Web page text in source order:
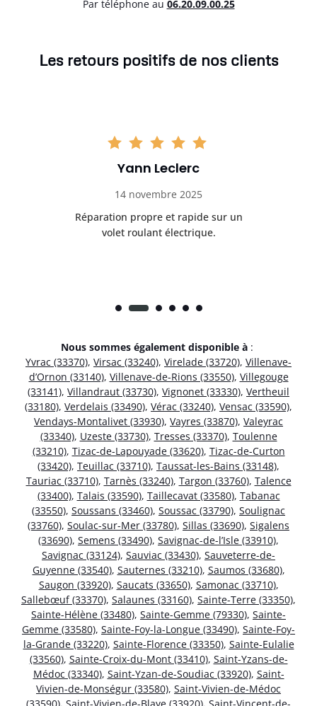
Par téléphone au 06.20.09.00.25
Les retours positifs de nos clients
Yann Leclerc
14 novembre 2025
Réparation propre et rapide sur un
volet roulant électrique.
Nous sommes également disponible à :
Yvrac (33370), Virsac (33240), Virelade (33720), Villenave-
d’Ornon (33140), Villenave-de-Rions (33550), Villegouge
(33141), Villandraut (33730), Vignonet (33330), Vertheuil
(33180), Verdelais (33490), Vérac (33240), Vensac (33590),
Vendays-Montalivet (33930), Vayres (33870), Valeyrac
(33340), Uzeste (33730), Tresses (33370), Toulenne
(33210), Tizac-de-Lapouyade (33620), Tizac-de-Curton
(33420), Teuillac (33710), Taussat-les-Bains (33148),
Tauriac (33710), Tarnès (33240), Targon (33760), Talence
(33400), Talais (33590), Taillecavat (33580), Tabanac
(33550), Soussans (33460), Soussac (33790), Soulignac
(33760), Soulac-sur-Mer (33780), Sillas (33690), Sigalens
(33690), Semens (33490), Savignac-de-l’Isle (33910),
Savignac (33124), Sauviac (33430), Sauveterre-de-
Guyenne (33540), Sauternes (33210), Saumos (33680),
Saugon (33920), Saucats (33650), Samonac (33710),
Sallebœuf (33370), Salaunes (33160), Sainte-Terre (33350),
Sainte-Hélène (33480), Sainte-Gemme (79330), Sainte-
Gemme (33580), Sainte-Foy-la-Longue (33490), Sainte-Foy-
la-Grande (33220), Sainte-Florence (33350), Sainte-Eulalie
(33560), Sainte-Croix-du-Mont (33410), Saint-Yzans-de-
Médoc (33340), Saint-Yzan-de-Soudiac (33920), Saint-
Vivien-de-Monségur (33580), Saint-Vivien-de-Médoc